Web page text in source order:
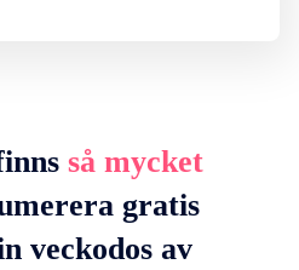
så mycket
gratis
veckodos av